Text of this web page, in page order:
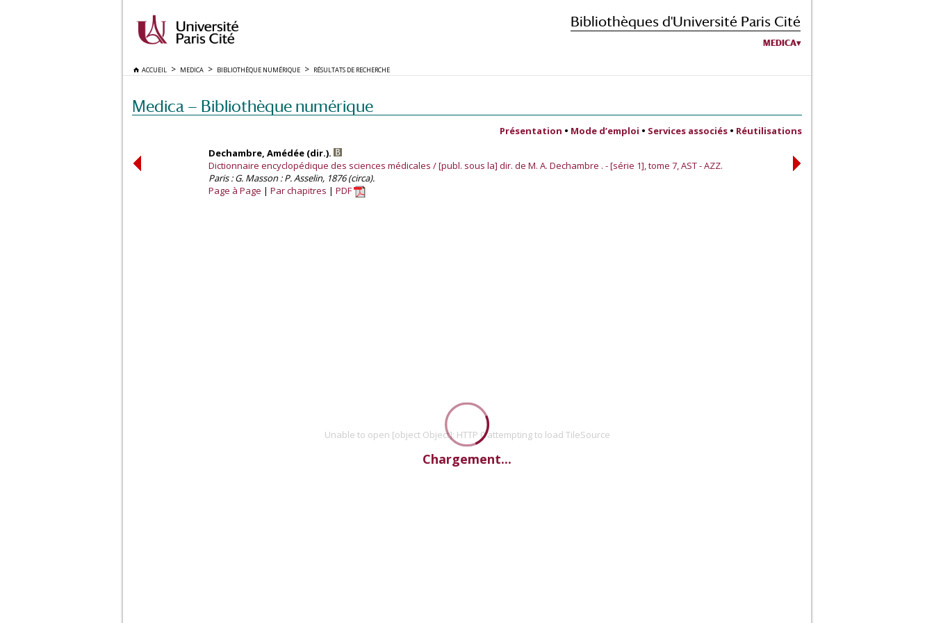
Bibliothèques d'Université Paris Cité
MEDICA
ACCUEIL MEDICA BIBLIOTHÈQUE NUMÉRIQUE RÉSULTATS DE RECHERCHE
Medica — Bibliothèque numérique
Présentation • Mode d’emploi • Services associés • Réutilisations
Dechambre, Amédée (dir.).
Dictionnaire encyclopédique des sciences médicales / [publ. sous la] dir. de M. A. Dechambre . - [série 1], tome 7, AST - AZZ.
Paris : G. Masson : P. Asselin, 1876 (circa).
Page à Page
Par chapitres PDF
Unable to open [object Object]: HTTP 0 attempting to load TileSource
Chargement...